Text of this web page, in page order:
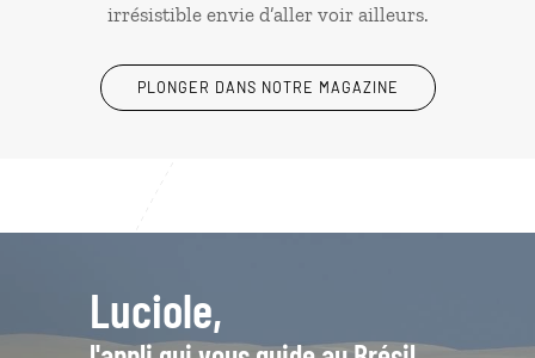
irrésistible envie d’aller voir ailleurs.
PLONGER DANS NOTRE MAGAZINE
Luciole,